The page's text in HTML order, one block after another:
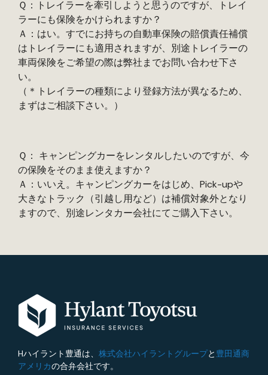
Ｑ：トレイラーを牽引しようと思うのですが、トレイ
ラーにも保険をかけられますか？
Ａ：はい。すでにお持ちの自動車保険の賠償責任補償
はトレイラーにも適用されますが、別途トレイラーの
車両保険をご希望の際は弊社までお問い合わせ下さ
い。
（＊トレイラーの種類により登録方法が異なるため、
まずはご相談下さい。）
Ｑ： キャンピングカーをレンタルしたいのですが、今
の保険をそのまま使えますか？
Ａ：いいえ。キャンピングカーをはじめ、Pick-upや
大きなトラック（引越し用など）は補償対象外となり
ますので、別途レンタカー会社にてご購入下さい。
Hハイラント豊通は、 株式会社ハイラントグループと 豊田通商
アメリカの合弁会社です。